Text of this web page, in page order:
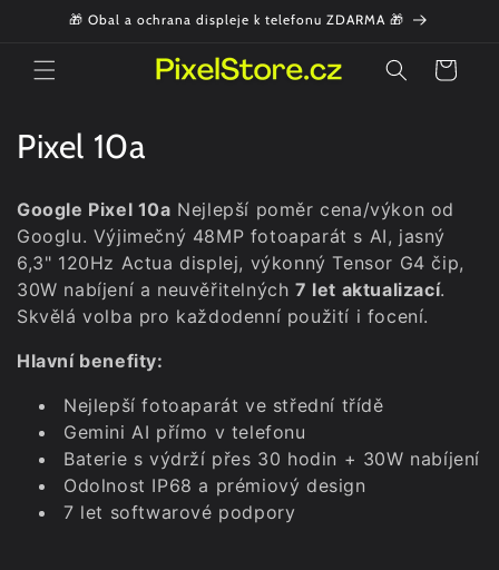
Přejít k🎁 Obal a ochrana displeje k telefonu ZDARMA 🎁
Košík
K
l
e
k
c
Pixel 10a
Google Pixel 10a Nejlepší poměr cena/výkon od
Googlu. Výjimečný 48MP fotoaparát s AI, jasný
6,3" 120Hz Actua displej, výkonný Tensor G4 čip,
30W nabíjení a neuvěřitelných7 let aktualizací.
Skvělá volba pro každodenní použití i focení.
Hlavní benefity:
Nejlepší fotoaparát ve střední třídě
Gemini AI přímo v telefonu
Baterie s výdrží přes 30 hodin + 30W nabíjení
Odolnost IP68 a prémiový design
7 let softwarové podpory